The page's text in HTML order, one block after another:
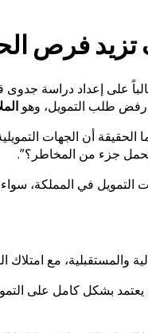
تزيد فرص
على إعداد دراسة
رفض طلب التمويل، وهو
الحقيقة أن الجهات
جزء من المخاطر؟”.
في المملكة،
والمستقبلية، مع
بشكل كامل على